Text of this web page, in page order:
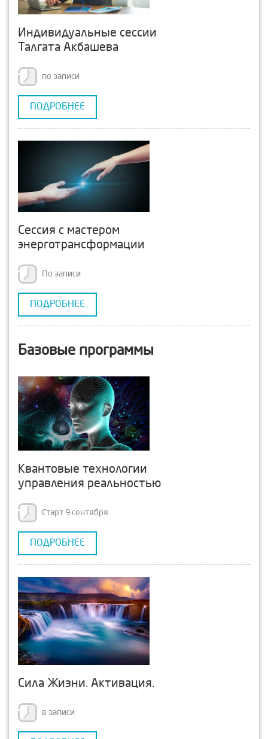
Индивидуальные сессии
Талгата Акбашева
по записи
ПОДРОБНЕЕ
Сессия с мастером
энерготрансформации
По записи
ПОДРОБНЕЕ
Базовые программы
Квантовые технологии
управления реальностью
Старт 9 сентября
ПОДРОБНЕЕ
Сила Жизни. Активация.
в записи